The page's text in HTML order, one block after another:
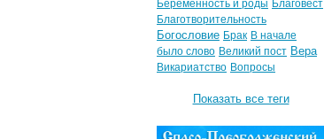
Беременность и роды Благовест
Благотворительность
Богословие Брак В начале
было слово Великий пост Вера
Викариатство Вопросы
Показать все теги